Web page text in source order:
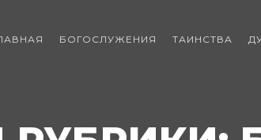
БОГОСЛУЖЕНИЯ ТАИНСТВА